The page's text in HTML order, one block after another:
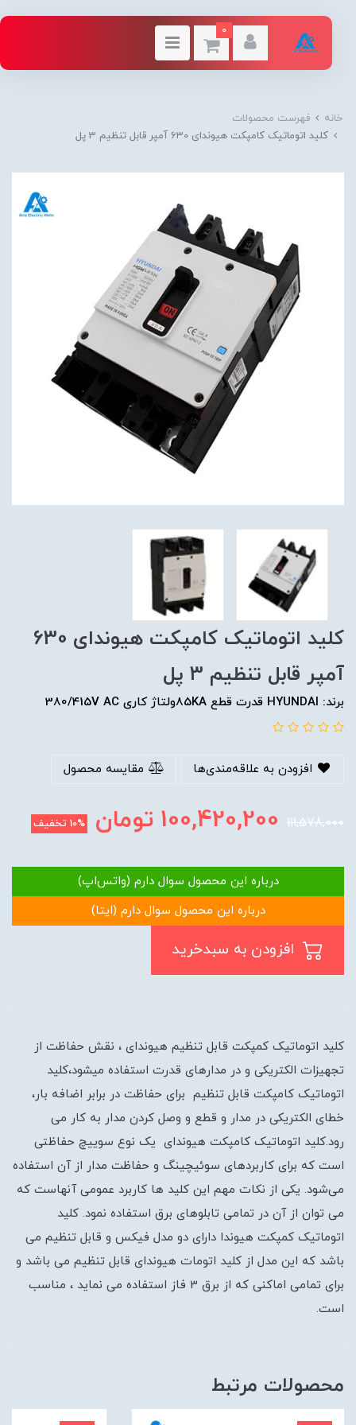
0
خانه
فهرست محصولات
کلید اتوماتیک کامپکت هیوندای 630 آمپر قابل تنظیم 3 پل
کلید اتوماتیک کامپکت هیوندای 630
آمپر قابل تنظیم 3 پل
برند: HYUNDAI قدرت قطع 85KAولتاژ کاری 380/415V AC
افزودن به علاقه‌مندی‌ها مقایسه محصول
111,578,000
100,420,200تومان 10%تخفیف
درباره این محصول سوال دارم (واتس‌اپ)
درباره این محصول سوال دارم (ایتا)
کلید اتوماتیک کمپکت قابل تنظیم هیوندای ، نقش حفاظت از
تجهیزات الکتریکی و در مدارهای قدرت استفاده میشود،کلید
اتوماتیک کامپکت قابل تنظیم برای حفاظت در برابر اضافه بار،
خطای الکتریکی در مدار و قطع و وصل کردن مدار به کار می
رود.کلید اتوماتیک کامپکت هیوندای یک نوع سوییچ حفاظتی
است که برای کاربردهای سوئیچینگ و حفاظت مدار از آن استفاده
می‌شود. یکی از نکات مهم این کلید ها کاربرد عمومی آنهاست که
می توان از آن در تمامی تابلوهای برق استفاده نمود. کلید
اتوماتیک کمپکت هیوندا دارای دو مدل فیکس و قابل تنظیم می
باشد که این مدل از کلید اتومات هیوندای قابل تنظیم می باشد و
برای تمامی اماکنی که از برق 3 فاز استفاده می نماید ، مناسب
است.
محصولات مرتبط